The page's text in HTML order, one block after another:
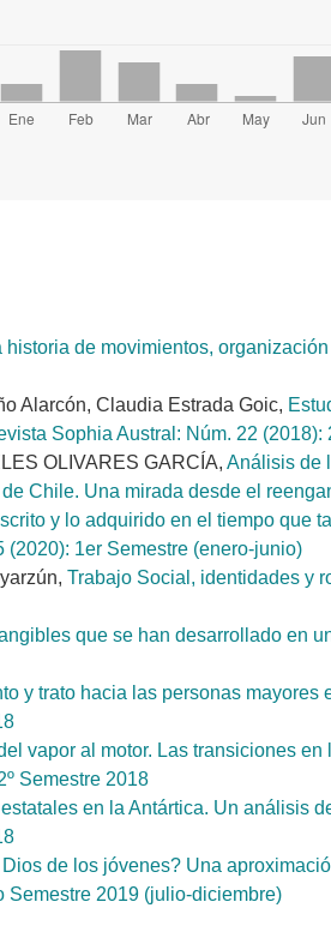
historia de movimientos,
Alarcón, Claudia Estrada Goic,
Sophia Austral: Núm. 22 (2018):
OLIVARES GARCÍA, Análisis de
Chile. Una mirada desde el
y lo adquirido en el tiempo que
(2020): 1er Semestre (enero-junio)
Trabajo Social, identidades y
que se han desarrollado en
y trato hacia las personas
vapor al motor. Las transiciones
Semestre 2018
en la Antártica. Un análisis
de los jóvenes? Una
Semestre 2019 (julio-diciembre)